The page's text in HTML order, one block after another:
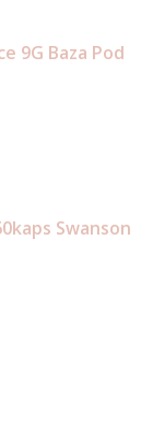
9G Baza Pod
Swanson